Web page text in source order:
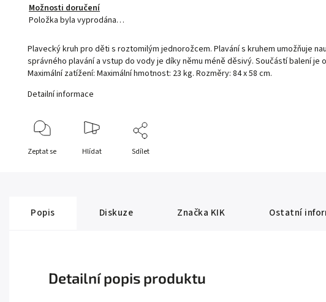
Možnosti doručení
Položka byla vyprodána…
Plavecký kruh pro děti s roztomilým jednorožcem. Plavání s kruhem umožňuje
správného plavání a vstup do vody je díky němu méně děsivý. Součástí balení je
Maximální zatížení: Maximální hmotnost: 23 kg. Rozměry: 84 x 58 cm.
Detailní informace
Zeptat se Hlídat Sdílet
Popis Diskuze Značka KIK Ostatní
Detailní popis produktu